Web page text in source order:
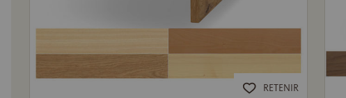
RETENIR